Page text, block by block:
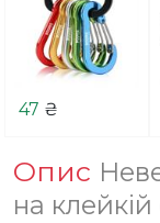
47 ₴
Опис
на клейкій